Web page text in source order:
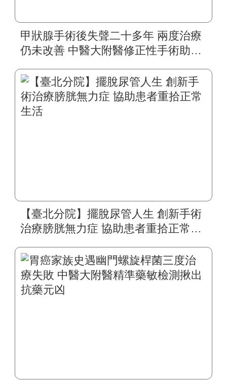
甲狀腺手術後失聲二十多年 兩度治療
仍未改善 中醫大附醫修正性手術助四
【臺北分院】擺脫尿管人生 創新手術
治療膀胱無力症 協助患者重拾正常生